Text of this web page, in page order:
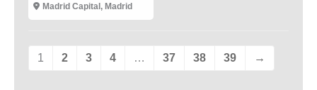
Madrid Capital , Madrid
1 2 3 4 … 37 38 39 →